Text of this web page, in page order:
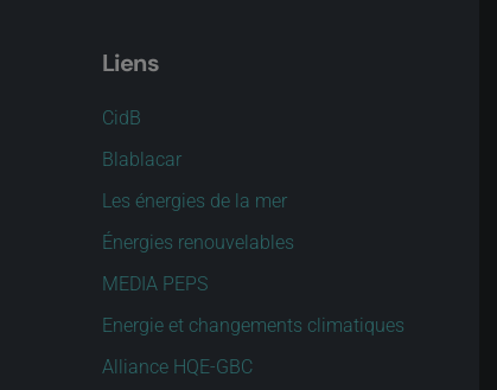
Liens
CidB
Blablacar
Les énergies de la mer
Énergies renouvelables
MEDIA PEPS
Energie et changements climatiques
Alliance HQE-GBC